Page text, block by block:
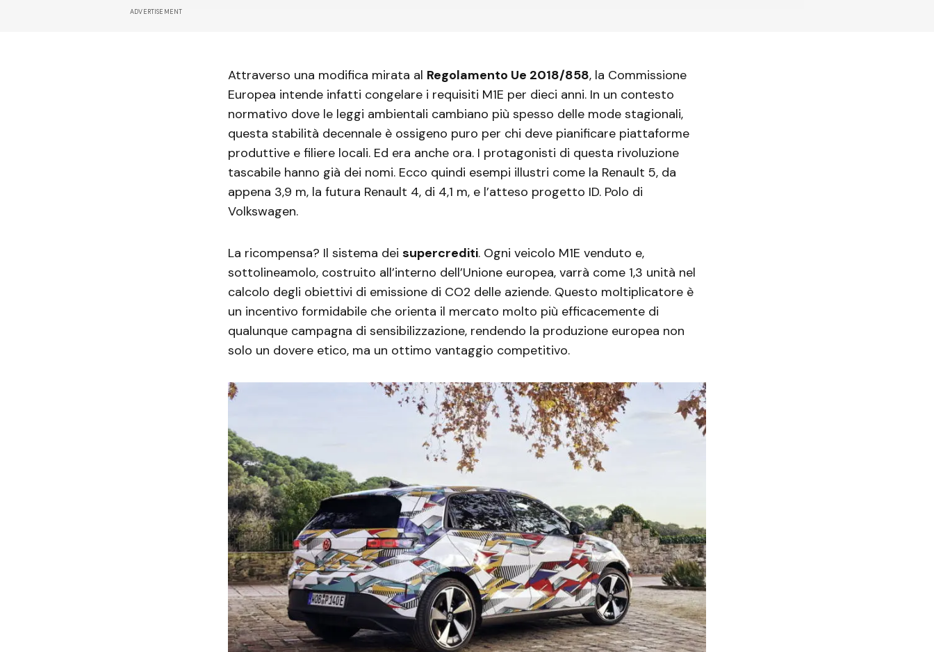
ADVERTISEMENT
Attraverso una modifica mirata al Regolamento Ue 2018/858, la Commissione
Europea intende infatti congelare i requisiti M1E per dieci anni. In un contesto
normativo dove le leggi ambientali cambiano più spesso delle mode stagionali,
questa stabilità decennale è ossigeno puro per chi deve pianificare piattaforme
produttive e filiere locali. Ed era anche ora. I protagonisti di questa rivoluzione
tascabile hanno già dei nomi. Ecco quindi esempi illustri come la Renault 5, da
appena 3,9 m, la futura Renault 4, di 4,1 m, e l’atteso progetto ID. Polo di
Volkswagen.
La ricompensa? Il sistema dei supercrediti. Ogni veicolo M1E venduto e,
sottolineamolo, costruito all’interno dell’Unione europea, varrà come 1,3 unità nel
calcolo degli obiettivi di emissione di CO2 delle aziende. Questo moltiplicatore è
un incentivo formidabile che orienta il mercato molto più efficacemente di
qualunque campagna di sensibilizzazione, rendendo la produzione europea non
solo un dovere etico, ma un ottimo vantaggio competitivo.